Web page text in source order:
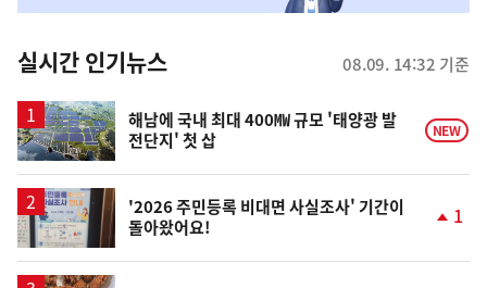
뉴
스
실시간 인기뉴스 08.09. 14:32 기준
해남에 국내 최대 400㎿ 규모 '태양광 발
전단지' 첫 삽
NEW
'2026 주민등록 비대면 사실조사' 기간이
돌아왔어요!
상
1